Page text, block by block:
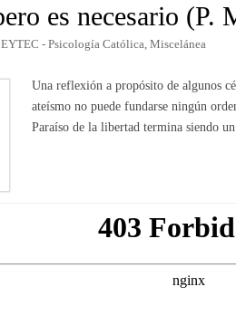
es necesario
- Psicología Católica,Miscelánea
Una reflexión a propósito de algunos
ateísmo no puede fundarse ningún
Paraíso de la libertad termina siendo